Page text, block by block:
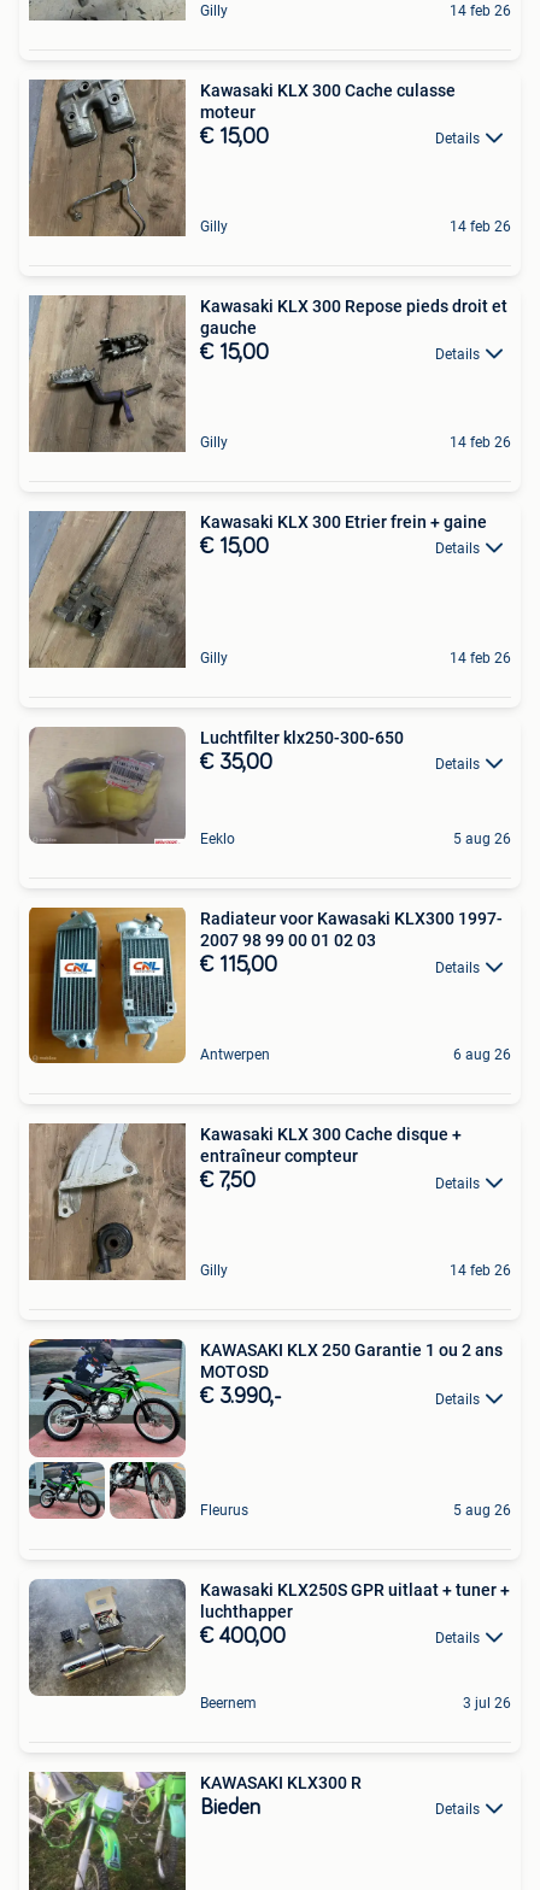
Gilly 14 feb 26
Kawasaki KLX 300 Cache culasse
moteur
€ 15,00 Details
Gilly 14 feb 26
Kawasaki KLX 300 Repose pieds droit et
gauche
€ 15,00 Details
Gilly 14 feb 26
Kawasaki KLX 300 Etrier frein + gaine
€ 15,00 Details
Gilly 14 feb 26
Luchtfilter klx250-300-650
€ 35,00 Details
Eeklo 5 aug 26
Radiateur voor Kawasaki KLX300 1997-
2007 98 99 00 01 02 03
€ 115,00 Details
Antwerpen 6 aug 26
Kawasaki KLX 300 Cache disque +
entraîneur compteur
€ 7,50 Details
Gilly 14 feb 26
KAWASAKI KLX 250 Garantie 1 ou 2 ans
MOTOSD
€ 3.990,- Details
Fleurus 5 aug 26
Kawasaki KLX250S GPR uitlaat + tuner +
luchthapper
€ 400,00 Details
Beernem 3 jul 26
KAWASAKI KLX300 R
Bieden Details